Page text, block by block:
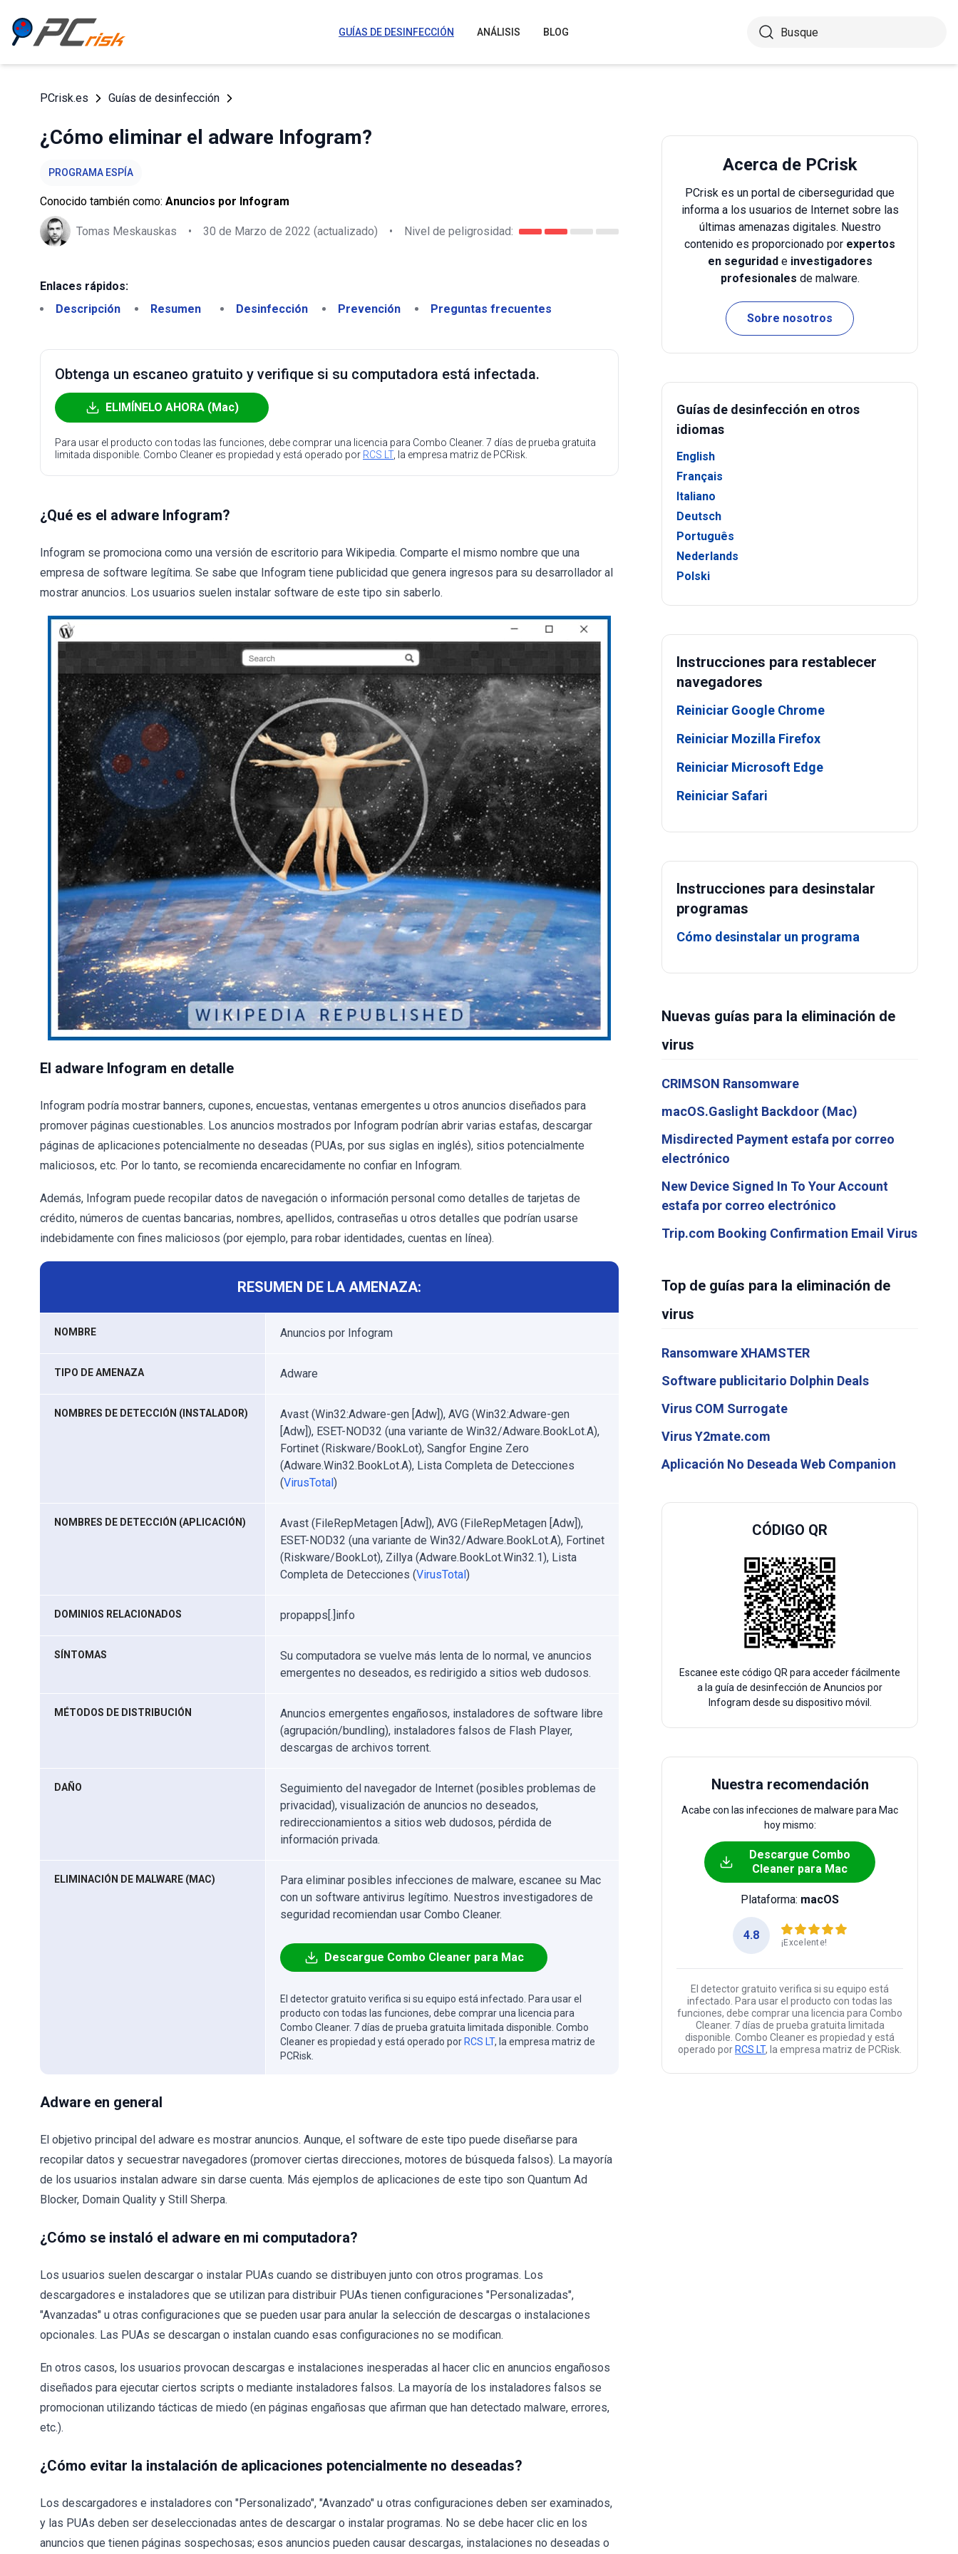
GUÍAS DE DESINFECCIÓN ANÁLISIS BLOG
PCrisk.es Guías de desinfección
¿Cómo eliminar el adware Infogram?
PROGRAMA ESPÍA
Conocido también como: Anuncios por Infogram
Tomas Meskauskas • 30 de Marzo de 2022 (actualizado) • Nivel de peligrosidad:
Enlaces rápidos:
Descripción
Resumen Desinfección Prevención Preguntas frecuentes
Obtenga un escaneo gratuito y verifique si su computadora está infectada.
ELIMÍNELO AHORA (Mac)
Para usar el producto con todas las funciones, debe comprar una licencia para Combo Cleaner. 7 días de prueba gratuita
limitada disponible. Combo Cleaner es propiedad y está operado por RCS LT, la empresa matriz de PCRisk.
¿Qué es el adware Infogram?
Infogram se promociona como una versión de escritorio para Wikipedia. Comparte el mismo nombre que una
empresa de software legítima. Se sabe que Infogram tiene publicidad que genera ingresos para su desarrollador al
mostrar anuncios. Los usuarios suelen instalar software de este tipo sin saberlo.
El adware Infogram en detalle
Infogram podría mostrar banners, cupones, encuestas, ventanas emergentes u otros anuncios diseñados para
promover páginas cuestionables. Los anuncios mostrados por Infogram podrían abrir varias estafas, descargar
páginas de aplicaciones potencialmente no deseadas (PUAs, por sus siglas en inglés), sitios potencialmente
maliciosos, etc. Por lo tanto, se recomienda encarecidamente no confiar en Infogram.
Además, Infogram puede recopilar datos de navegación o información personal como detalles de tarjetas de
crédito, números de cuentas bancarias, nombres, apellidos, contraseñas u otros detalles que podrían usarse
indebidamente con fines maliciosos (por ejemplo, para robar identidades, cuentas en línea).
RESUMEN DE LA AMENAZA:
NOMBRE Anuncios por Infogram
TIPO DE AMENAZA Adware
NOMBRES DE DETECCIÓN (INSTALADOR)
Avast (Win32:Adware-gen [Adw]), AVG (Win32:Adware-gen
[Adw]), ESET-NOD32 (una variante de Win32/Adware.BookLot.A),
Fortinet (Riskware/BookLot), Sangfor Engine Zero
(Adware.Win32.BookLot.A), Lista Completa de Detecciones
(VirusTotal)
NOMBRES DE DETECCIÓN (APLICACIÓN)
Avast (FileRepMetagen [Adw]), AVG (FileRepMetagen [Adw]),
ESET-NOD32 (una variante de Win32/Adware.BookLot.A), Fortinet
(Riskware/BookLot), Zillya (Adware.BookLot.Win32.1), Lista
Completa de Detecciones (VirusTotal)
DOMINIOS RELACIONADOS propapps[.]info
SÍNTOMAS
Su computadora se vuelve más lenta de lo normal, ve anuncios
emergentes no deseados, es redirigido a sitios web dudosos.
MÉTODOS DE DISTRIBUCIÓN
Anuncios emergentes engañosos, instaladores de software libre
(agrupación/bundling), instaladores falsos de Flash Player,
descargas de archivos torrent.
DAÑO
Seguimiento del navegador de Internet (posibles problemas de
privacidad), visualización de anuncios no deseados,
redireccionamientos a sitios web dudosos, pérdida de
información privada.
ELIMINACIÓN DE MALWARE (MAC)
Para eliminar posibles infecciones de malware, escanee su Mac
con un software antivirus legítimo. Nuestros investigadores de
seguridad recomiendan usar Combo Cleaner.
Descargue Combo Cleaner para Mac
El detector gratuito verifica si su equipo está infectado. Para usar el
producto con todas las funciones, debe comprar una licencia para
Combo Cleaner. 7 días de prueba gratuita limitada disponible. Combo
Cleaner es propiedad y está operado por RCS LT, la empresa matriz de
PCRisk.
Adware en general
El objetivo principal del adware es mostrar anuncios. Aunque, el software de este tipo puede diseñarse para
recopilar datos y secuestrar navegadores (promover ciertas direcciones, motores de búsqueda falsos). La mayoría
de los usuarios instalan adware sin darse cuenta. Más ejemplos de aplicaciones de este tipo son Quantum Ad
Blocker, Domain Quality y Still Sherpa.
¿Cómo se instaló el adware en mi computadora?
Los usuarios suelen descargar o instalar PUAs cuando se distribuyen junto con otros programas. Los
descargadores e instaladores que se utilizan para distribuir PUAs tienen configuraciones "Personalizadas",
"Avanzadas" u otras configuraciones que se pueden usar para anular la selección de descargas o instalaciones
opcionales. Las PUAs se descargan o instalan cuando esas configuraciones no se modifican.
En otros casos, los usuarios provocan descargas e instalaciones inesperadas al hacer clic en anuncios engañosos
diseñados para ejecutar ciertos scripts o mediante instaladores falsos. La mayoría de los instaladores falsos se
promocionan utilizando tácticas de miedo (en páginas engañosas que afirman que han detectado malware, errores,
etc.).
¿Cómo evitar la instalación de aplicaciones potencialmente no deseadas?
Los descargadores e instaladores con "Personalizado", "Avanzado" u otras configuraciones deben ser examinados,
y las PUAs deben ser deseleccionadas antes de descargar o instalar programas. No se debe hacer clic en los
anuncios que tienen páginas sospechosas; esos anuncios pueden causar descargas, instalaciones no deseadas o
Acerca de PCrisk
PCrisk es un portal de ciberseguridad que
informa a los usuarios de Internet sobre las
últimas amenazas digitales. Nuestro
contenido es proporcionado por expertos
en seguridade investigadores
profesionales de malware.
Sobre nosotros
Guías de desinfección en otros
idiomas
English
Français
Italiano
Deutsch
Português
Nederlands
Polski
Instrucciones para restablecer
navegadores
Reiniciar Google Chrome
Reiniciar Mozilla Firefox
Reiniciar Microsoft Edge
Reiniciar Safari
Instrucciones para desinstalar
programas
Cómo desinstalar un programa
Nuevas guías para la eliminación de
virus
CRIMSON Ransomware
macOS.Gaslight Backdoor (Mac)
Misdirected Payment estafa por correo
electrónico
New Device Signed In To Your Account
estafa por correo electrónico
Trip.com Booking Confirmation Email Virus
Top de guías para la eliminación de
virus
Ransomware XHAMSTER
Software publicitario Dolphin Deals
Virus COM Surrogate
Virus Y2mate.com
Aplicación No Deseada Web Companion
CÓDIGO QR
Escanee este código QR para acceder fácilmente
a la guía de desinfección de Anuncios por
Infogram desde su dispositivo móvil.
Nuestra recomendación
Acabe con las infecciones de malware para Mac
hoy mismo:
Descargue Combo
Cleaner para Mac
Plataforma: macOS
4.8
¡Excelente!
El detector gratuito verifica si su equipo está
infectado. Para usar el producto con todas las
funciones, debe comprar una licencia para Combo
Cleaner. 7 días de prueba gratuita limitada
disponible. Combo Cleaner es propiedad y está
operado por RCS LT, la empresa matriz de PCRisk.